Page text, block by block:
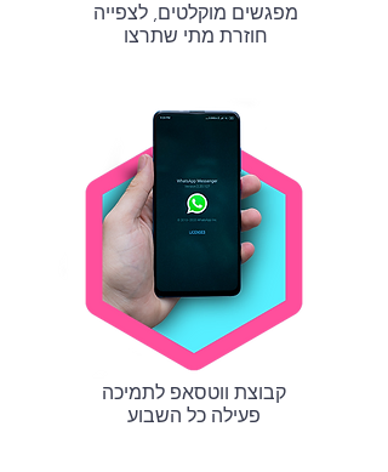
מפגשים מוקלטים, לצפייה
חוזרת מתי שתרצו
קבוצת ווטסאפ לתמיכה
פעילה כל השבוע